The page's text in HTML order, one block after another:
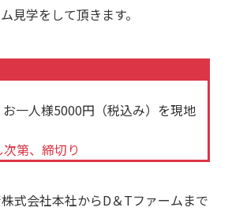
見学をして頂きます。
一人様5000円（税込み）を現地
第、締切り
式会社本社からD＆Tファームまで